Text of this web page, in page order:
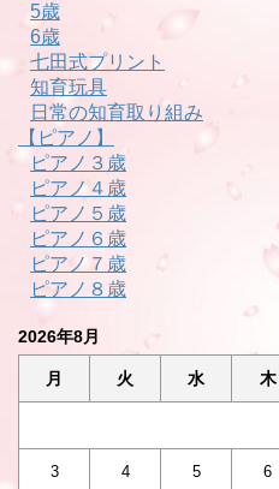
5歳
6歳
七田式プリント
知育玩具
日常の知育取り組み
【ピアノ】
ピアノ３歳
ピアノ４歳
ピアノ５歳
ピアノ６歳
ピアノ７歳
ピアノ８歳
2026年8月
月 火 水 木
3 4 5 6